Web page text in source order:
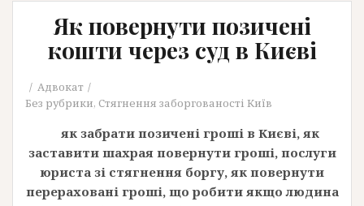
Як повернути позичені
кошти через суд в Києві
Адвокат
Без рубрики, Стягнення заборгованості Київ
як забрати позичені гроші в Києві, як
заставити шахрая повернути гроші, послуги
юриста зі стягнення боргу, як повернути
перераховані гроші, що робити якщо людина